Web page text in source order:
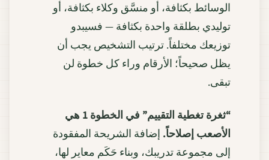
الوسائط بكثافة، أو منسَّق وكلاء بكثافة، أو
توليدي بطلقة واحدة بكثافة — فسيبدو
توزيعك مختلفاً. ترتيب التشخيص يجب أن
يظل صحيحاً؛ الأرقام وراء كل خطوة لن
تبقى.
“ثغرة تغطية التقييم” في الخطوة 1 هي
الأصعب إصلاحاً. إضافة الشريحة المفقودة
إلى مجموعة تدريبك، وبناء حَكَم معاير لها،